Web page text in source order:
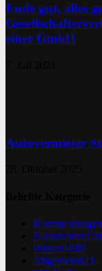
Ende gut, alles
einer GmbH
Autovermieter
Kurzmeldungen
Nachrichten
Wissen1089
Allgemein821